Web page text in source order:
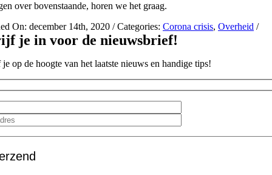
over bovenstaande, horen we het graag.
On: december 14th, 2020 /Categories: Corona crisis, Overheid /
je in voor de nieuwsbrief!
op de hoogte van het laatste nieuws en handige tips!